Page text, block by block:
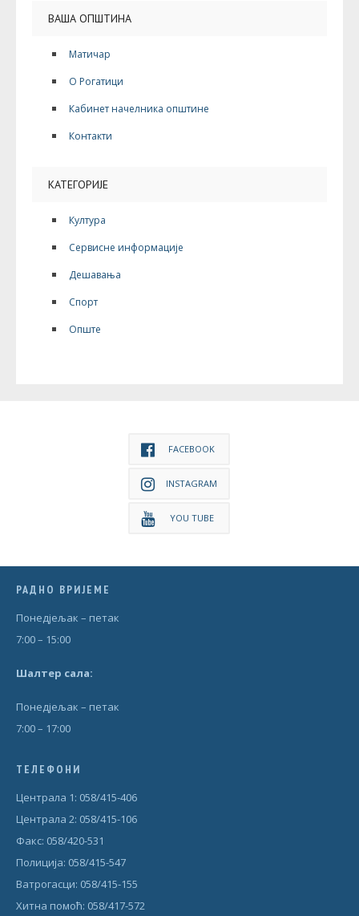
ВАША ОПШТИНА
Матичар
О Рогатици
Кабинет начелника општине
Контакти
КАТЕГОРИЈЕ
Култура
Сервисне информације
Дешавања
Спорт
Опште
FACEBOOK
INSTAGRAM
YOU TUBE
РАДНО ВРИЈЕМЕ
Понедjељак – петак
7:00 – 15:00
Шалтер сала:
Понедjељак – петак
7:00 – 17:00
ТЕЛЕФОНИ
Централа 1: 058/415-406
Централа 2: 058/415-106
Факс: 058/420-531
Полиција: 058/415-547
Ватрогасци: 058/415-155
Хитна помоћ: 058/417-572